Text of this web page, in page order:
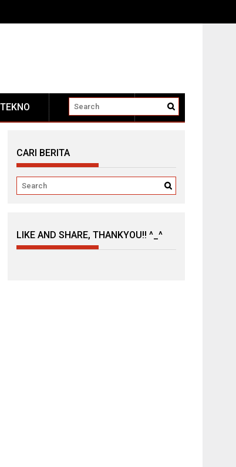
TEKNO OTOMOTIF
CARI BERITA
LIKE AND SHARE, THANKYOU!! ^_^